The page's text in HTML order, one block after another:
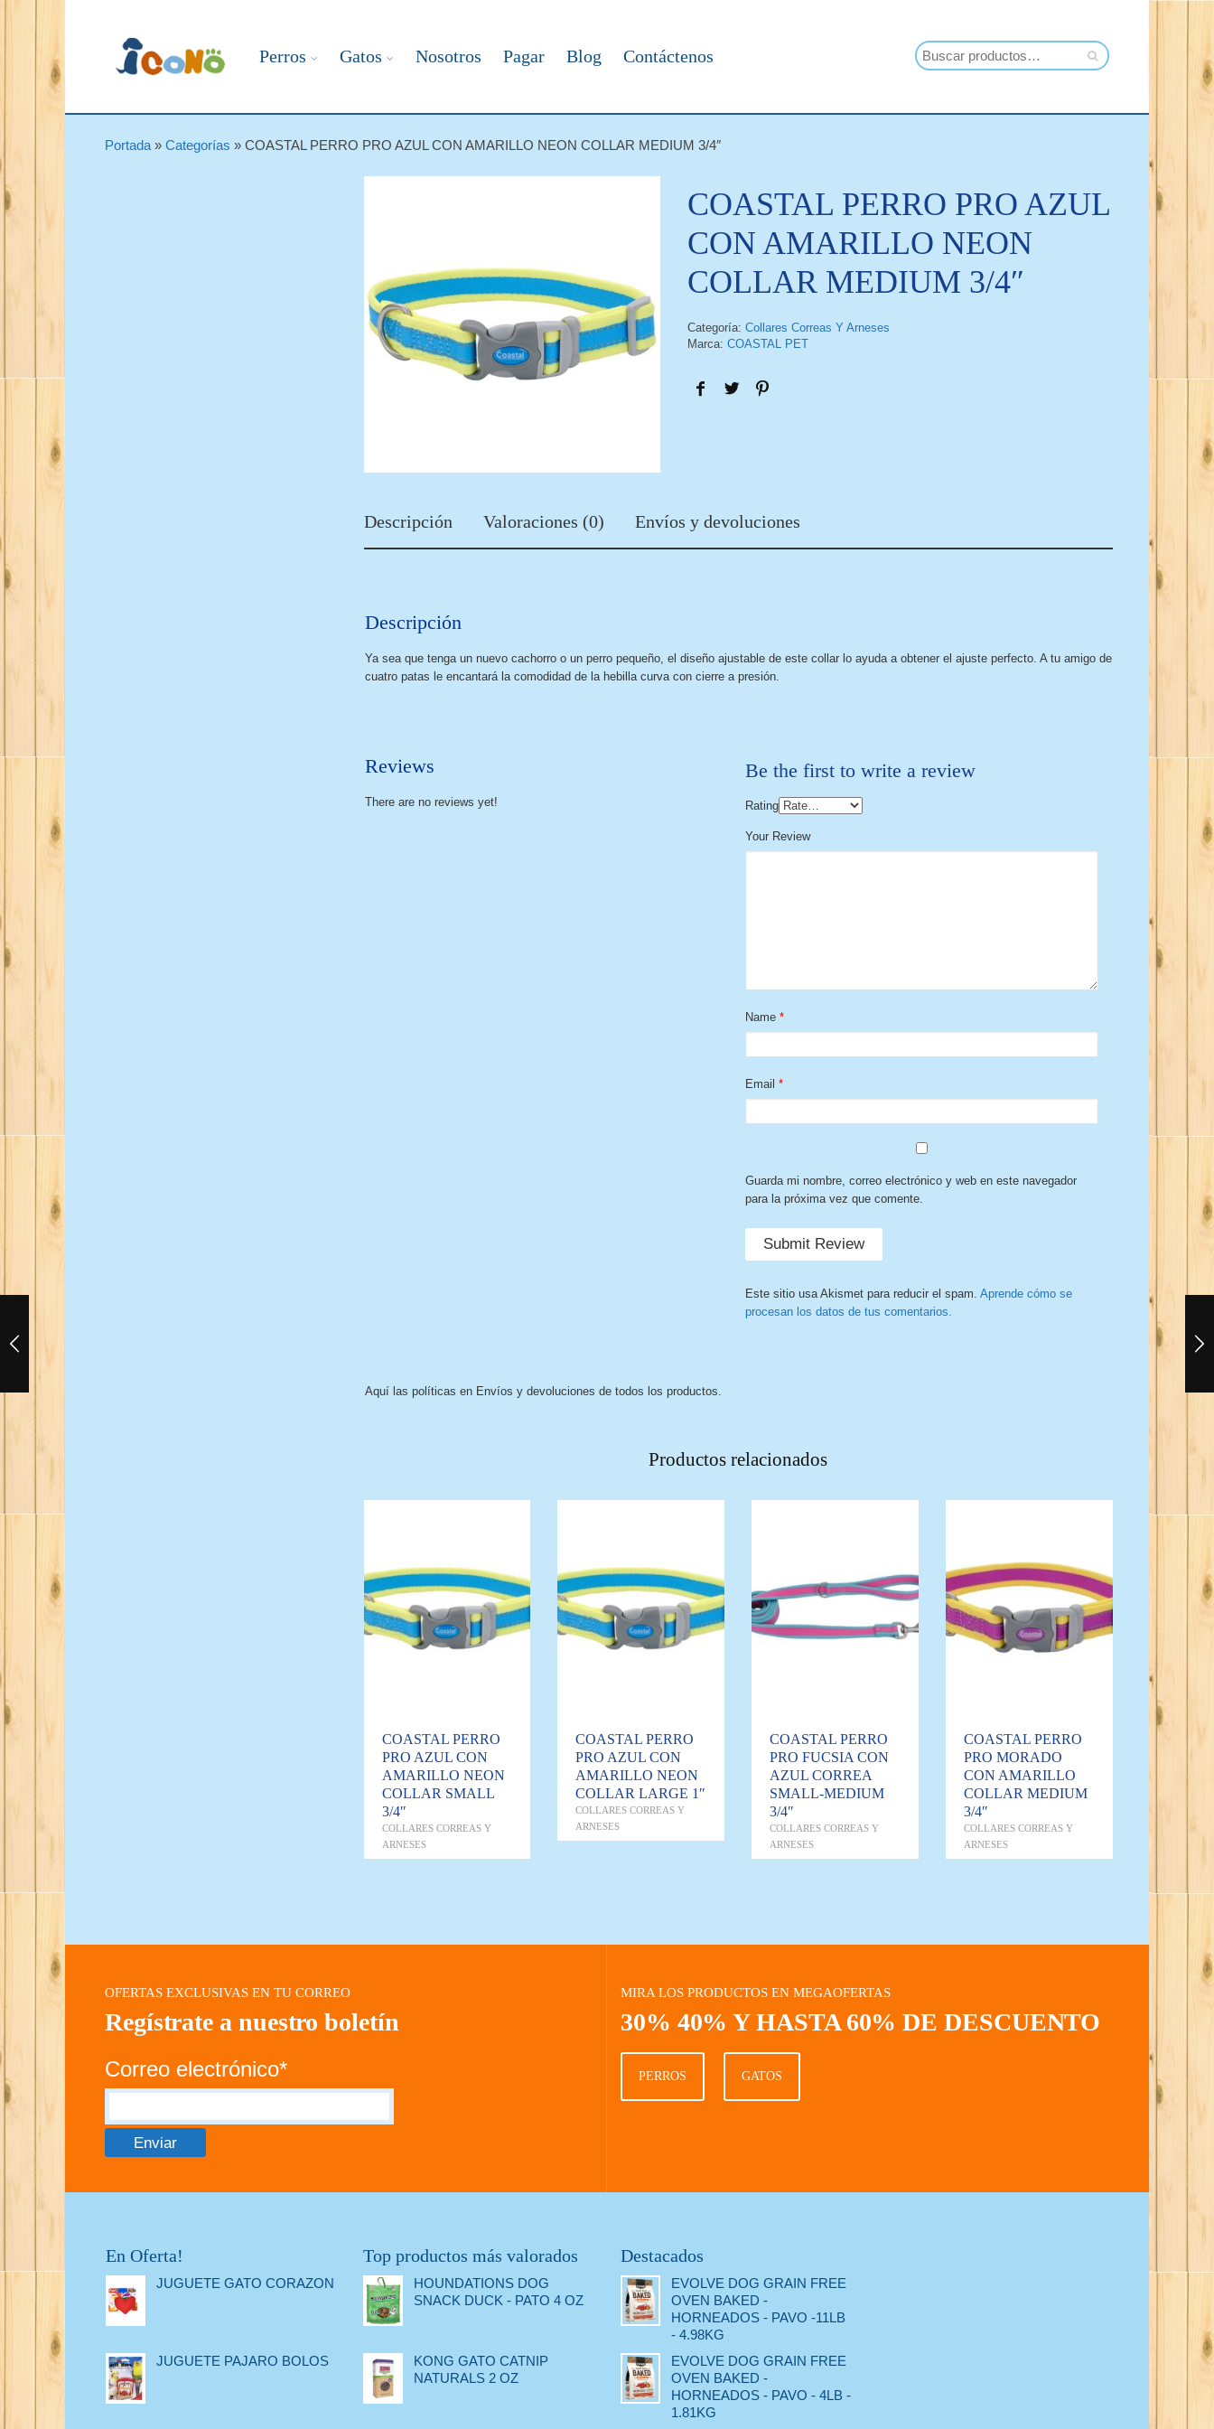
Perros Gatos Nosotros Pagar Blog Contáctenos
Portada » Categorías » COASTAL PERRO PRO AZUL CON AMARILLO NEON COLLAR MEDIUM 3/4″
COASTAL PERRO PRO AZUL
CON AMARILLO NEON
COLLAR MEDIUM 3/4″
Categoría: Collares Correas Y Arneses
Marca: COASTAL PET
Descripción Valoraciones (0) Envíos y devoluciones
Descripción
Ya sea que tenga un nuevo cachorro o un perro pequeño, el diseño ajustable de este collar lo ayuda a obtener el ajuste perfecto. A tu amigo de
cuatro patas le encantará la comodidad de la hebilla curva con cierre a presión.
Reviews
There are no reviews yet!
Be the first to write a review
Rating
Your Review
Name *
Email *
Guarda mi nombre, correo electrónico y web en este navegador
para la próxima vez que comente.
Este sitio usa Akismet para reducir el spam. Aprende cómo se
procesan los datos de tus comentarios.
Aquí las políticas en Envíos y devoluciones de todos los productos.
Productos relacionados
COASTAL PERRO
PRO AZUL CON
AMARILLO NEON
COLLAR SMALL
3/4″
COLLARES CORREAS Y
ARNESES
COASTAL PERRO
PRO AZUL CON
AMARILLO NEON
COLLAR LARGE 1″
COLLARES CORREAS Y
ARNESES
COASTAL PERRO
PRO FUCSIA CON
AZUL CORREA
SMALL-MEDIUM
3/4″
COLLARES CORREAS Y
ARNESES
COASTAL PERRO
PRO MORADO
CON AMARILLO
COLLAR MEDIUM
3/4″
COLLARES CORREAS Y
ARNESES
OFERTAS EXCLUSIVAS EN TU CORREO
Regístrate a nuestro boletín
Correo electrónico*
MIRA LOS PRODUCTOS EN MEGAOFERTAS
30% 40% Y HASTA 60% DE DESCUENTO
PERROS GATOS
En Oferta!
JUGUETE GATO CORAZON
JUGUETE PAJARO BOLOS
Top productos más valorados
HOUNDATIONS DOG
SNACK DUCK - PATO 4 OZ
KONG GATO CATNIP
NATURALS 2 OZ
Destacados
EVOLVE DOG GRAIN FREE
OVEN BAKED -
HORNEADOS - PAVO -11LB
- 4.98KG
EVOLVE DOG GRAIN FREE
OVEN BAKED -
HORNEADOS - PAVO - 4LB -
1.81KG